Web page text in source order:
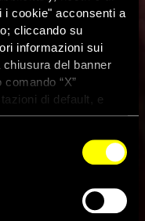
i cookie" acconsenti a
cliccando su
informazioni sui
del banner
“X”
di default, e
con i cookie
de “La